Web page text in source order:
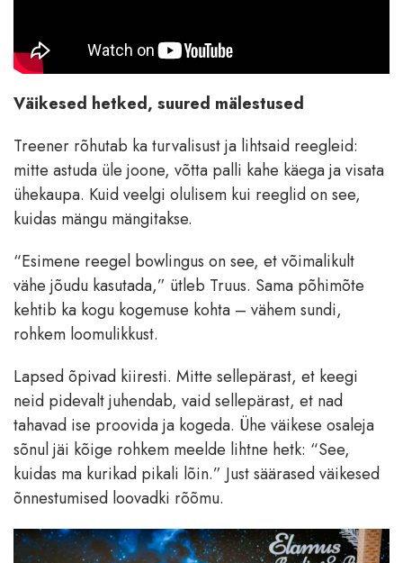
Väikesed hetked, suured mälestused
Treener rõhutab ka turvalisust ja lihtsaid reegleid:
mitte astuda üle joone, võtta palli kahe käega ja visata
ühekaupa. Kuid veelgi olulisem kui reeglid on see,
kuidas mängu mängitakse.
“Esimene reegel bowlingus on see, et võimalikult
vähe jõudu kasutada,” ütleb Truus. Sama põhimõte
kehtib ka kogu kogemuse kohta – vähem sundi,
rohkem loomulikkust.
Lapsed õpivad kiiresti. Mitte sellepärast, et keegi
neid pidevalt juhendab, vaid sellepärast, et nad
tahavad ise proovida ja kogeda. Ühe väikese osaleja
sõnul jäi kõige rohkem meelde lihtne hetk: “See,
kuidas ma kurikad pikali lõin.” Just säärased väikesed
õnnestumised loovadki rõõmu.